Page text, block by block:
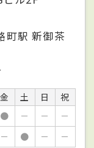
町駅 新御茶
金 土 日
祝
● － －
－
－ ● － －